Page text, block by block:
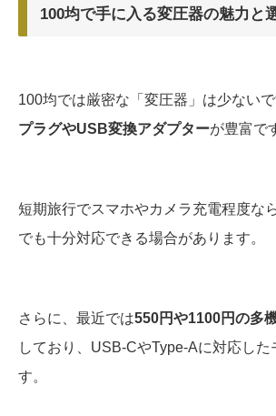
100均で手に入る変圧器の魅力と
100均では厳密な「変圧器」は少ないで
プラグやUSB変換アダプターが豊富で
短期旅行でスマホやカメラ充電程度な
でも十分対応できる場合があります。
さらに、最近では550円や1100円の多
しており、USB-CやType-Aに対応した
す。